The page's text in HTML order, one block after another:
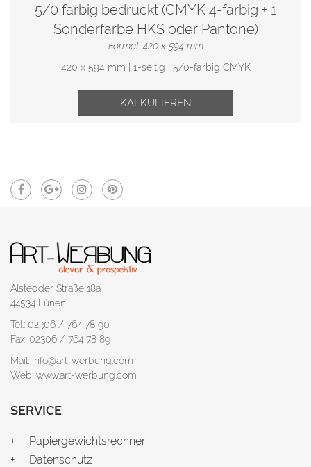
5/0 farbig bedruckt (CMYK 4-farbig + 1
Sonderfarbe HKS oder Pantone)
Format: 420 x 594 mm
420 x 594 mm | 1-seitig | 5/0-farbig CMYK
KALKULIEREN
Alstedder Straße 18a
44534 Lünen
Tel.: 02306 / 764 78 90
Fax: 02306 / 764 78 89
Mail: info@art-werbung.com
Web: www.art-werbung.com
SERVICE
Papiergewichtsrechner
Datenschutz